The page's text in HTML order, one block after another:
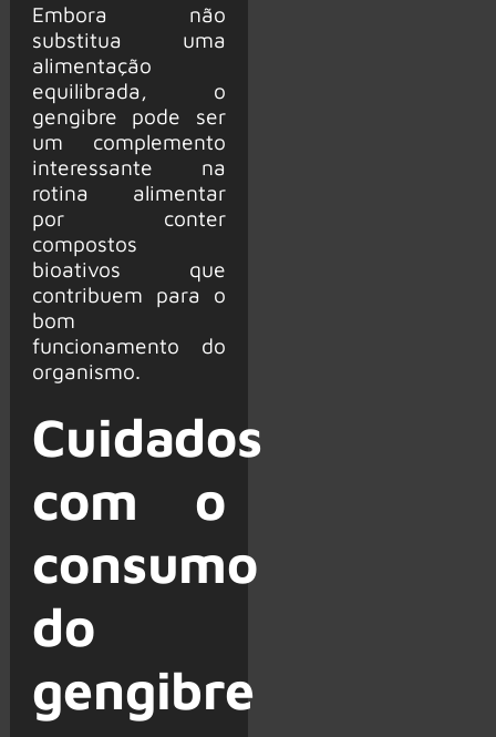
Embora não
substitua uma
alimentação
equilibrada, o
gengibre pode ser
um complemento
interessante na
rotina alimentar
por conter
compostos
bioativos que
contribuem para o
bom
funcionamento do
organismo.
Cuidados
com o
consumo
do
gengibre